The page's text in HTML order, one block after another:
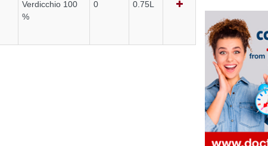
Verdicchio 100
%
0 0.75L